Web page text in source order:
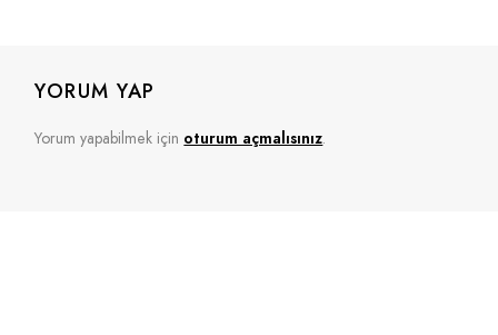
YORUM YAP
Yorum yapabilmek için oturum açmalısınız.